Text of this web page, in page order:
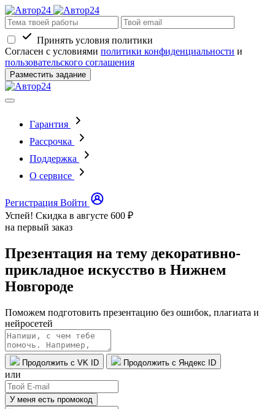
Принять условия политики
Согласен с условиями политики конфиденциальности и
пользовательского соглашения
Разместить задание
Гарантия
Рассрочка
Поддержка
О сервисе
Регистрация Войти
Успей! Скидка в августе 600 ₽
на первый заказ
Презентация на тему декоративно-
прикладное искусство в Нижнем
Новгороде
Поможем подготовить презентацию без ошибок, плагиата и
нейросетей
Продолжить с VK ID Продолжить с Яндекс ID
или
У меня есть промокод